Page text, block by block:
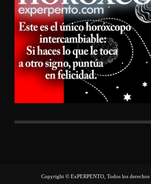
Copyright © ExPERPENTO, Todos los derechos